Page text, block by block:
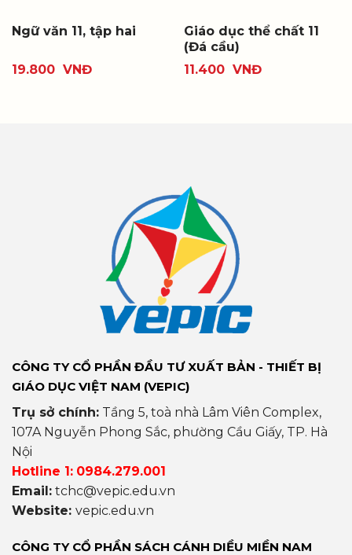
Ngữ văn 11, tập hai
19.800 VNĐ
Giáo dục thể chất 11
(Đá cầu)
11.400 VNĐ
CÔNG TY CỔ PHẦN ĐẦU TƯ XUẤT BẢN - THIẾT BỊ
GIÁO DỤC VIỆT NAM (VEPIC)
Trụ sở chính: Tầng 5, toà nhà Lâm Viên Complex,
107A Nguyễn Phong Sắc, phường Cầu Giấy, TP. Hà
Nội
Hotline 1: 0984.279.001
Email: tchc@vepic.edu.vn
Website: vepic.edu.vn
CÔNG TY CỔ PHẦN SÁCH CÁNH DIỀU MIỀN NAM